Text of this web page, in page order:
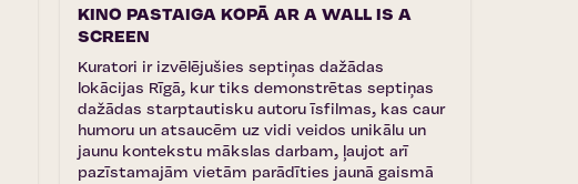
KINO PASTAIGA KOPĀ AR A WALL IS A
SCREEN
Kuratori ir izvēlējušies septiņas dažādas
lokācijas Rīgā, kur tiks demonstrētas septiņas
dažādas starptautisku autoru īsfilmas, kas caur
humoru un atsaucēm uz vidi veidos unikālu un
jaunu kontekstu mākslas darbam, ļaujot arī
pazīstamajām vietām parādīties jaunā gaismā